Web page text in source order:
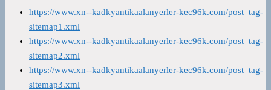
https://www.xn--kadkyantikaalanyerler-kec96k.com/post_tag-
sitemap1.xml
https://www.xn--kadkyantikaalanyerler-kec96k.com/post_tag-
sitemap2.xml
https://www.xn--kadkyantikaalanyerler-kec96k.com/post_tag-
sitemap3.xml